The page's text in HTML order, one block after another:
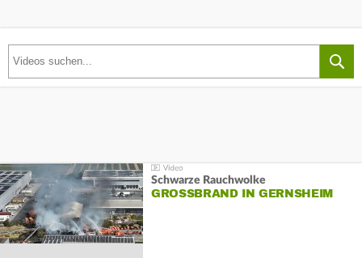
Schwarze Rauchwolke
GROSSBRAND IN GERNSHEIM